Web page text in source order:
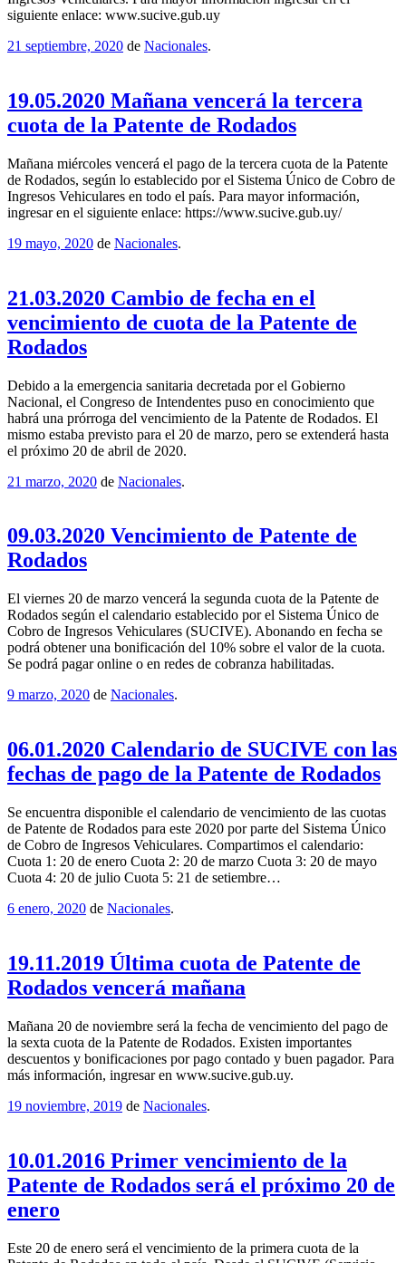
siguiente enlace: www.sucive.gub.uy
21 septiembre, 2020 de Nacionales.
19.05.2020 Mañana vencerá la tercera
cuota de la Patente de Rodados
Mañana miércoles vencerá el pago de la tercera cuota de la Patente
de Rodados, según lo establecido por el Sistema Único de Cobro de
Ingresos Vehiculares en todo el país. Para mayor información,
ingresar en el siguiente enlace: https://www.sucive.gub.uy/
19 mayo, 2020 de Nacionales.
21.03.2020 Cambio de fecha en el
vencimiento de cuota de la Patente de
Rodados
Debido a la emergencia sanitaria decretada por el Gobierno
Nacional, el Congreso de Intendentes puso en conocimiento que
habrá una prórroga del vencimiento de la Patente de Rodados. El
mismo estaba previsto para el 20 de marzo, pero se extenderá hasta
el próximo 20 de abril de 2020.
21 marzo, 2020 de Nacionales.
09.03.2020 Vencimiento de Patente de
Rodados
El viernes 20 de marzo vencerá la segunda cuota de la Patente de
Rodados según el calendario establecido por el Sistema Único de
Cobro de Ingresos Vehiculares (SUCIVE). Abonando en fecha se
podrá obtener una bonificación del 10% sobre el valor de la cuota.
Se podrá pagar online o en redes de cobranza habilitadas.
9 marzo, 2020 de Nacionales.
06.01.2020 Calendario de SUCIVE con las
fechas de pago de la Patente de Rodados
Se encuentra disponible el calendario de vencimiento de las cuotas
de Patente de Rodados para este 2020 por parte del Sistema Único
de Cobro de Ingresos Vehiculares. Compartimos el calendario:
Cuota 1: 20 de enero Cuota 2: 20 de marzo Cuota 3: 20 de mayo
Cuota 4: 20 de julio Cuota 5: 21 de setiembre…
6 enero, 2020 de Nacionales.
19.11.2019 Última cuota de Patente de
Rodados vencerá mañana
Mañana 20 de noviembre será la fecha de vencimiento del pago de
la sexta cuota de la Patente de Rodados. Existen importantes
descuentos y bonificaciones por pago contado y buen pagador. Para
más información, ingresar en www.sucive.gub.uy.
19 noviembre, 2019 de Nacionales.
10.01.2016 Primer vencimiento de la
Patente de Rodados será el próximo 20 de
enero
Este 20 de enero será el vencimiento de la primera cuota de la